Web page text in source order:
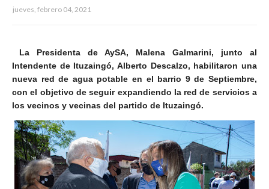
jueves, febrero 04, 2021
La Presidenta de AySA, Malena Galmarini, junto al
Intendente de Ituzaingó, Alberto Descalzo, habilitaron una
nueva red de agua potable en el barrio 9 de Septiembre,
con el objetivo de seguir expandiendo la red de servicios a
los vecinos y vecinas del partido de Ituzaingó.